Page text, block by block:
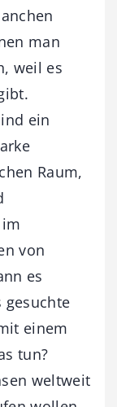
man
weil es
ein
Raum,
von
es
gesuchte
einem
tun?
weltweit